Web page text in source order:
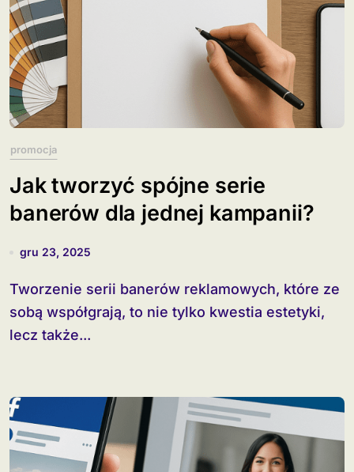
promocja
Jak tworzyć spójne serie
banerów dla jednej kampanii?
gru 23, 2025
Tworzenie serii banerów reklamowych, które ze
sobą współgrają, to nie tylko kwestia estetyki,
lecz także...